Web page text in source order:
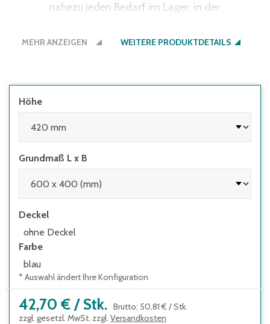
nahezu jeden Bedarf im Lager, in der
MEHR ANZEIGEN WEITERE PRODUKTDETAILS
Höhe
Grundmaß L x B
Deckel
ohne Deckel
Farbe
blau
* Auswahl ändert Ihre Konfiguration
42,70 € / Stk. Brutto: 50,81 € /Stk.
zzgl. gesetzl. MwSt. zzgl. Versandkosten